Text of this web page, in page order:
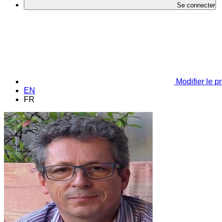
Se connecter
Modifier le
EN
FR